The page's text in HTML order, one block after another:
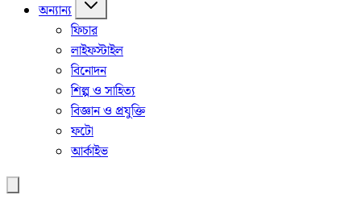
অন্যান্য
ফিচার
লাইফস্টাইল
বিনোদন
শিল্প ও সাহিত্য
বিজ্ঞান ও প্রযুক্তি
ফটো
আর্কাইভ